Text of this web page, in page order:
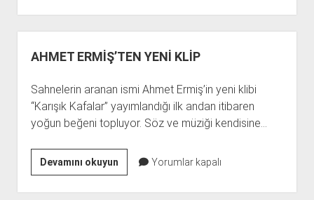
A
YOĞUN
İLGİ
AHMET ERMİŞ’TEN YENİ KLİP
Sahnelerin aranan ismi Ahmet Ermiş’in yeni klibi
“Karışık Kafalar” yayımlandığı ilk andan itibaren
yoğun beğeni topluyor. Söz ve müziği kendisine…
Devamını okuyunAHMET
ERMİŞ’TEN
YENİ
Yorumlar kapalı